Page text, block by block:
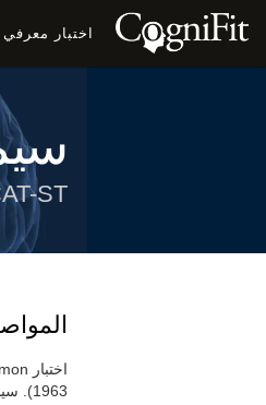
اختبار معرفي
ST